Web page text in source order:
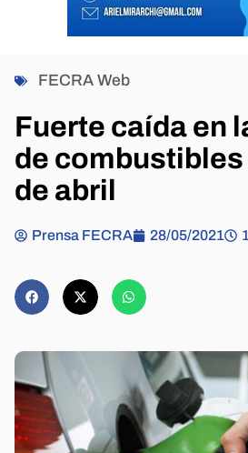
FECRA Web
Fuerte caída en
de combustibles
de abril
Prensa FECRA 28/05/2021